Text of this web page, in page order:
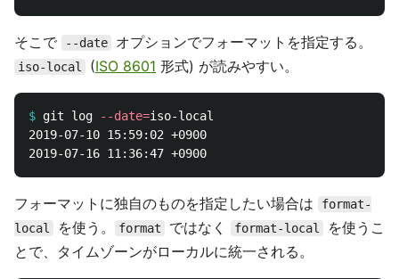
そこで --date オプションでフォーマットを指定する。
iso-local (ISO 8601 形式) が読みやすい。
$ git log --date=
2019-07-10 15:59:02 +0900
フォーマットに独自のものを指定したい場合は
format-
local
を使う。 format ではなく format-local
を使うこ
とで、タイムゾーンがローカルに統一される。